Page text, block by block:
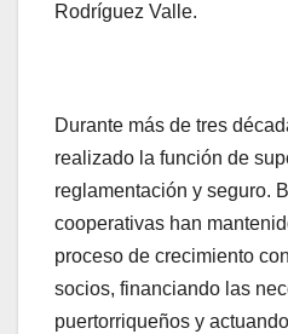
Rodríguez Valle.
Durante más de tres
realizado la función de
reglamentación y seguro.
cooperativas han
proceso de crecimiento
socios, financiando las
puertorriqueños y